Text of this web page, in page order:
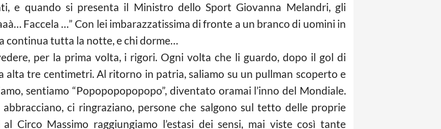
e quando si presenta il Ministro dello Sport Giovanna Melandri, gli
Faccela …” Con lei imbarazzatissima di fronte a un branco di uomini in
continua tutta la notte, e chi dorme…
per la prima volta, i rigori. Ogni volta che li guardo, dopo il gol di
alta tre centimetri. Al ritorno in patria, saliamo su un pullman scoperto e
sentiamo “Popopopopopopo”, diventato oramai l’inno del Mondiale.
ci ringraziano, persone che salgono sul tetto delle proprie
Circo Massimo raggiungiamo l’estasi dei sensi, mai viste così tante